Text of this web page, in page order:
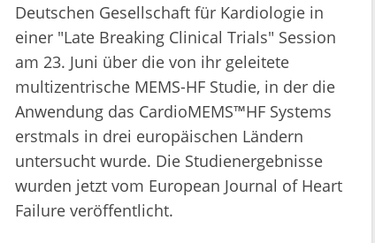
Deutschen Gesellschaft für Kardiologie in
einer "Late Breaking Clinical Trials" Session
am 23. Juni über die von ihr geleitete
multizentrische MEMS-HF Studie, in der die
Anwendung das CardioMEMS™HF Systems
erstmals in drei europäischen Ländern
untersucht wurde. Die Studienergebnisse
wurden jetzt vom European Journal of Heart
Failure veröffentlicht.